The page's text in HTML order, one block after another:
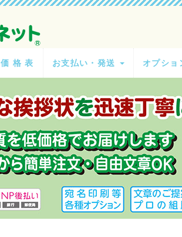
価 格 表 お支払い・発送 オプショ